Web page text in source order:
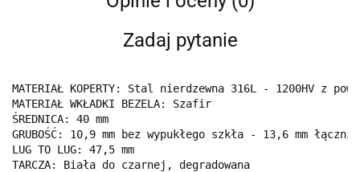
Zadaj pytanie
MATERIAŁ KOPERTY: Stal nierdzewna 316L - 1200HV z
MATERIAŁ WKŁADKI BEZELA: Szafir
ŚREDNICA: 40 mm
GRUBOŚĆ: 10,9 mm bez wypukłego szkła - 13,6 mm
LUG TO LUG: 47,5 mm
TARCZA: Biała do czarnej, degradowana